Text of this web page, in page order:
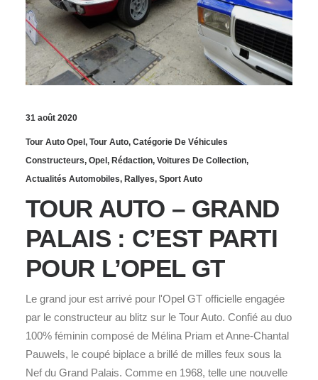
31 août 2020
Tour Auto Opel, Tour Auto, Catégorie De Véhicules
Constructeurs, Opel, Rédaction, Voitures De Collection,
Actualités Automobiles, Rallyes, Sport Auto
TOUR AUTO – GRAND
PALAIS : C’EST PARTI
POUR L’OPEL GT
Le grand jour est arrivé pour l'Opel GT officielle engagée
par le constructeur au blitz sur le Tour Auto. Confié au duo
100% féminin composé de Mélina Priam et Anne-Chantal
Pauwels, le coupé biplace a brillé de milles feux sous la
Nef du Grand Palais. Comme en 1968, telle une nouvelle